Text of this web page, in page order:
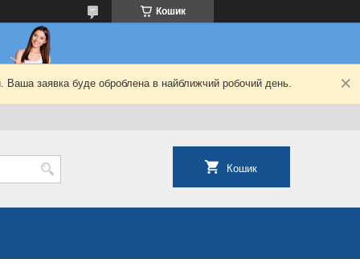
Кошик
Ваша заявка буде оброблена в найближчий робочий день.
Кошик